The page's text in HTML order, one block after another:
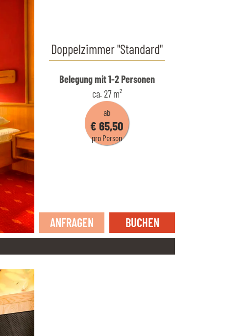
Doppelzimmer "Standard"
Belegung mit1-2 Personen
ca. 27 m²
ab
€ 65,50
pro Person
ANFRAGEN BUCHEN